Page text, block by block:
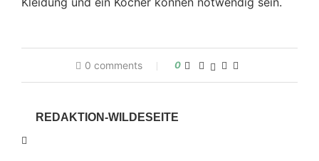
0 comments 0
REDAKTION-WILDESEITE